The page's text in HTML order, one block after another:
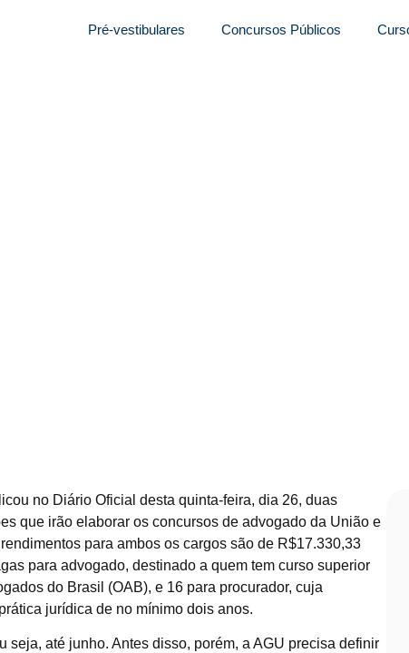
Pré-vestibulares Concursos Públicos
no Diário Oficial desta quinta-feira, dia 26, duas
que irão elaborar os concursos de advogado da União e
para ambos os cargos são de R$17.330,33
para advogado, destinado a quem tem curso superior
do Brasil (OAB), e 16 para procurador, cuja
jurídica de no mínimo dois anos.
até junho. Antes disso, porém, a AGU precisa definir